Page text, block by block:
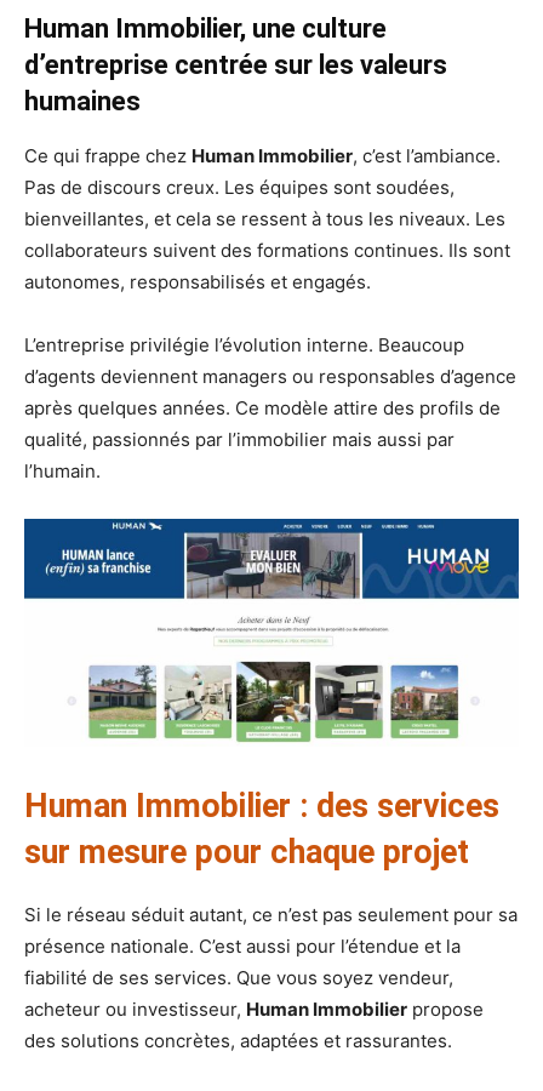
Human Immobilier, une culture
d’entreprise centrée sur les valeurs
humaines
Ce qui frappe chez Human Immobilier, c’est l’ambiance.
Pas de discours creux. Les équipes sont soudées,
bienveillantes, et cela se ressent à tous les niveaux. Les
collaborateurs suivent des formations continues. Ils sont
autonomes, responsabilisés et engagés.
L’entreprise privilégie l’évolution interne. Beaucoup
d’agents deviennent managers ou responsables d’agence
après quelques années. Ce modèle attire des profils de
qualité, passionnés par l’immobilier mais aussi par
l’humain.
Human Immobilier : des services
sur mesure pour chaque projet
Si le réseau séduit autant, ce n’est pas seulement pour sa
présence nationale. C’est aussi pour l’étendue et la
fiabilité de ses services. Que vous soyez vendeur,
acheteur ou investisseur, Human Immobilier propose
des solutions concrètes, adaptées et rassurantes.